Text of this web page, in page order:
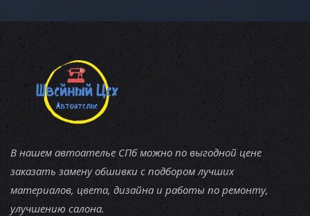
В нашем автоателье СПб можно по выгодной цене
заказать замену обшивки с подбором лучших
материалов, цвета, дизайна и работы по ремонту,
улучшению салона.